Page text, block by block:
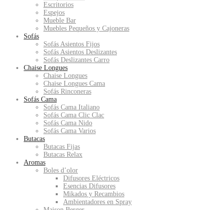
Escritorios
Espejos
Mueble Bar
Muebles Pequeños y Cajoneras
Sofás
Sofás Asientos Fijos
Sofás Asientos Deslizantes
Sofás Deslizantes Carro
Chaise Longues
Chaise Longues
Chaise Longues Cama
Sofás Rinconeras
Sofás Cama
Sofás Cama Italiano
Sofás Cama Clic Clac
Sofás Cama Nido
Sofás Cama Varios
Butacas
Butacas Fijas
Butacas Relax
Aromas
Boles d’olor
Difusores Eléctricos
Esencias Difusores
Mikados y Recambios
Ambientadores en Spray